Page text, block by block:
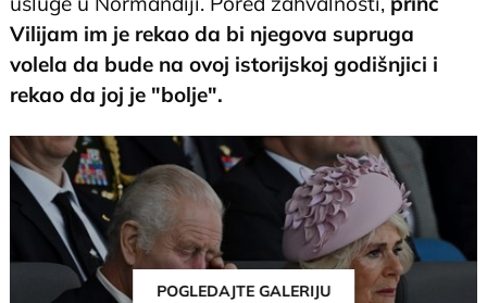
Vilijam im je rekao da bi njegova supruga
volela da bude na ovoj istorijskoj godišnjici i
rekao da joj je "bolje".
POGLEDAJTE GALERIJU